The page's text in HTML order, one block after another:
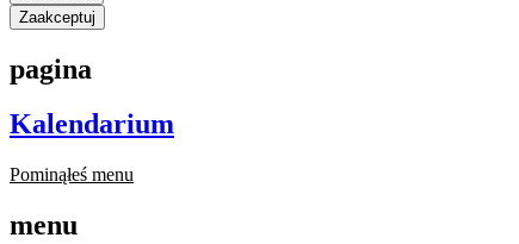
Zaakceptuj
pagina
Kalendarium
Pominąłeś menu
menu